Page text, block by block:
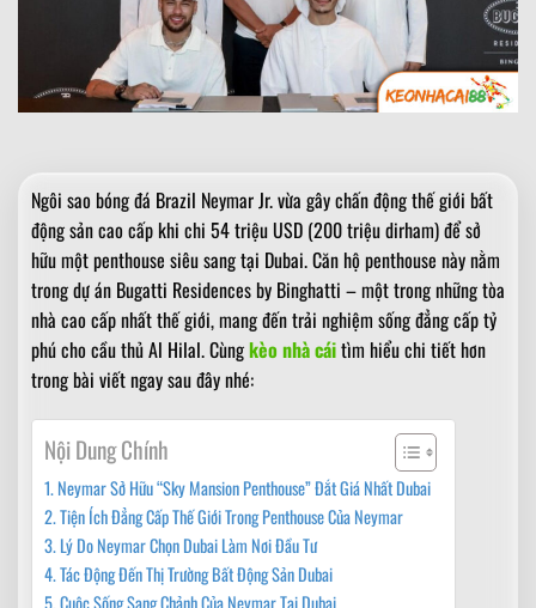
Ngôi sao bóng đá Brazil Neymar Jr. vừa gây chấn động thế giới bất
động sản cao cấp khi chi 54 triệu USD (200 triệu dirham) để sở
hữu một penthouse siêu sang tại Dubai. Căn hộ penthouse này nằm
trong dự án Bugatti Residences by Binghatti – một trong những tòa
nhà cao cấp nhất thế giới, mang đến trải nghiệm sống đẳng cấp tỷ
phú cho cầu thủ Al Hilal. Cùngkèo nhà cáitìm hiểu chi tiết hơn
trong bài viết ngay sau đây nhé:
Nội Dung Chính
Neymar Sở Hữu “Sky Mansion Penthouse” Đắt Giá Nhất Dubai
Tiện Ích Đẳng Cấp Thế Giới Trong Penthouse Của Neymar
Lý Do Neymar Chọn Dubai Làm Nơi Đầu Tư
Tác Động Đến Thị Trường Bất Động Sản Dubai